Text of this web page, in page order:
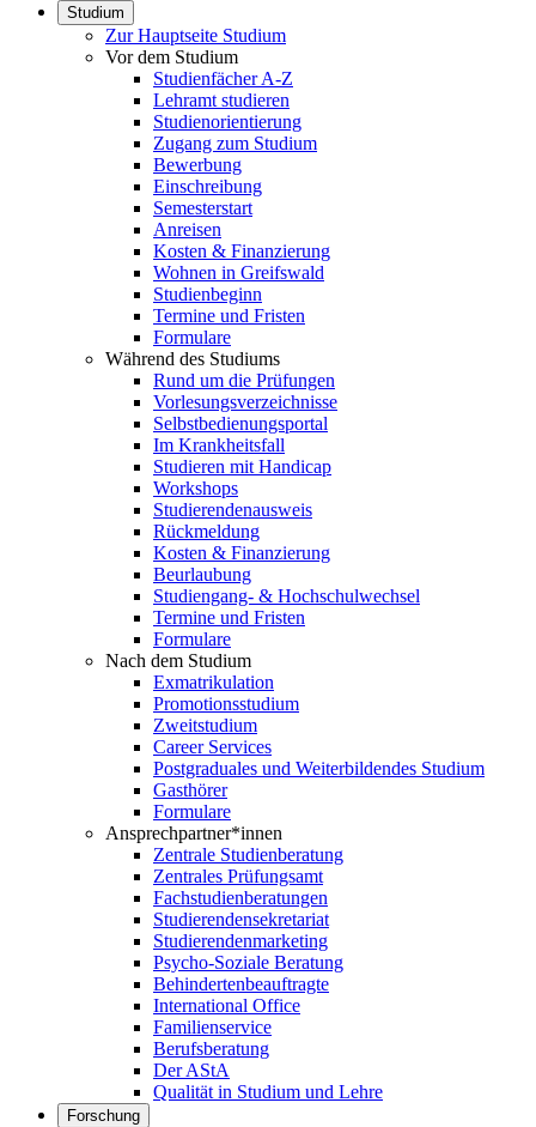
Studium
Zur Hauptseite Studium
Vor dem Studium
Studienfächer A-Z
Lehramt studieren
Studienorientierung
Zugang zum Studium
Bewerbung
Einschreibung
Semesterstart
Anreisen
Kosten & Finanzierung
Wohnen in Greifswald
Studienbeginn
Termine und Fristen
Formulare
Während des Studiums
Rund um die Prüfungen
Vorlesungsverzeichnisse
Selbstbedienungsportal
Im Krankheitsfall
Studieren mit Handicap
Workshops
Studierendenausweis
Rückmeldung
Kosten & Finanzierung
Beurlaubung
Studiengang- & Hochschulwechsel
Termine und Fristen
Formulare
Nach dem Studium
Exmatrikulation
Promotionsstudium
Zweitstudium
Career Services
Postgraduales und Weiterbildendes Studium
Gasthörer
Formulare
Ansprechpartner*innen
Zentrale Studienberatung
Zentrales Prüfungsamt
Fachstudienberatungen
Studierendensekretariat
Studierendenmarketing
Psycho-Soziale Beratung
Behindertenbeauftragte
International Office
Familienservice
Berufsberatung
Der AStA
Qualität in Studium und Lehre
Forschung